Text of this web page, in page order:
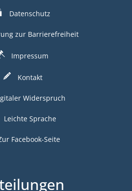
Datenschutz
zur Barrierefreiheit
Impressum
Kontakt
Widerspruch
Leichte Sprache
Facebook-Seite